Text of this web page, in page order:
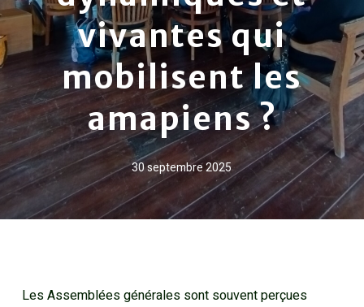
vivantes qui
mobilisent les
amapiens ?
30 septembre 2025
Les Assemblées générales sont souvent perçues